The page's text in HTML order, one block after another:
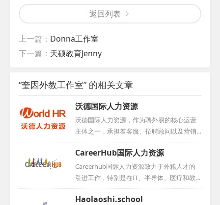
返回列表
上一篇： Donna工作室
下一篇： 天硕教育Jenny
“奎因外教工作室” 的相关文章
沃德国际人力资源
沃德国际人力资源，作为聘外易的核心运营
主体之一，承担着客服、招聘顾问以及营销
团队等多重职责。凭借其在人力资源领域的
卓越表现，公司于2016年荣获中国互联网人
才招聘行业优秀示范企业称号，同时积极与
学校展开合作，为行业输送优秀人才。...
CareerHub国际人力资源
Careerhub国际人力资源致力于外籍人才的
引进工作，特别是在IT、半导体、医疗和教
育领域拥有丰富的经验。公司在北京、厦
门、台湾和石家庄等地均设有分公司，其中
Haolaoshi.school